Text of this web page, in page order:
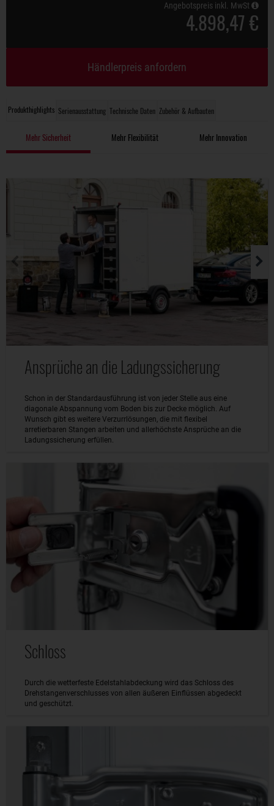
Produkthighlights Serienausstattung Technische Daten Zubehör & Aufbauten
Mehr Sicherheit Mehr Flexibilität Mehr Innovation
Ansprüche an die Ladungssicherung
Schon in der Standardausführung ist von jeder Stelle aus eine
diagonale Abspannung vom Boden bis zur Decke möglich. Auf
Wunsch gibt es weitere Verzurrlösungen, die mit flexibel
arretierbaren Stangen arbeiten und allerhöchste Ansprüche an die
Ladungssicherung erfüllen.
Schloss
Durch die wetterfeste Edelstahlabdeckung wird das Schloss des
Drehstangenverschlusses von allen äußeren Einflüssen abgedeckt
und geschützt.
Angebotspreis inkl. MwSt
4.898,47 €
Händlerpreis anfordern